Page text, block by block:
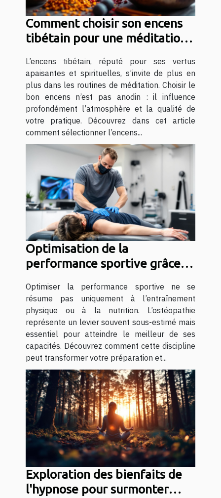
Comment choisir son encens
tibétain pour une méditation
L’encens tibétain, réputé pour ses vertus
apaisantes et spirituelles, s’invite de plus en
plus dans les routines de méditation. Choisir le
bon encens n’est pas anodin : il influence
profondément l’atmosphère et la qualité de
votre pratique. Découvrez dans cet article
comment sélectionner l’encens...
Optimisation de la
performance sportive grâce à
Optimiser la performance sportive ne se
résume pas uniquement à l’entraînement
physique ou à la nutrition. L’ostéopathie
représente un levier souvent sous-estimé mais
essentiel pour atteindre le meilleur de ses
capacités. Découvrez comment cette discipline
peut transformer votre préparation et...
Exploration des bienfaits de
l'hypnose pour surmonter